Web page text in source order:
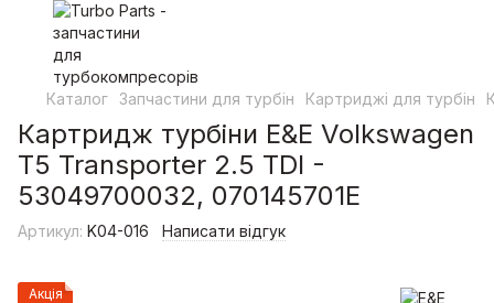
Каталог Запчастини для турбін Картриджі для турбін
Картридж турбіни E&E Volkswagen
T5 Transporter 2.5 TDI -
53049700032, 070145701E
Артикул: K04-016 Написати відгук
Акція